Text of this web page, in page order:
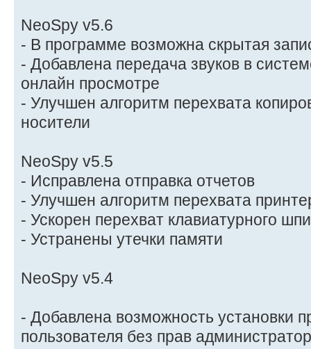
NeoSpy v5.6
- В программе возможна скрытая
- Добавлена передача звуков в
онлайн просмотре
- Улучшен алгоритм перехвата
носители
NeoSpy v5.5
- Исправлена отправка отчетов
- Улучшен алгоритм перехвата
- Ускорен перехват клавиатурного
- Устранены утечки памяти
NeoSpy v5.4
- Добавлена возможность установки
пользователя без прав